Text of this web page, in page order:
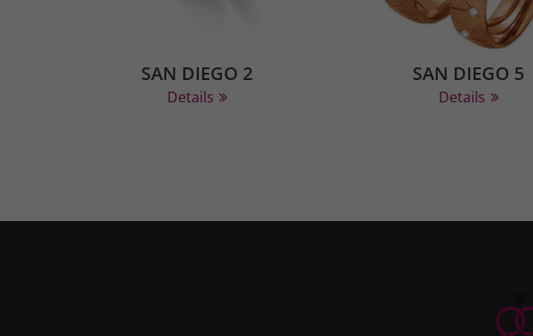
SAN DIEGO 2
Details
SAN DIEGO 5
Details